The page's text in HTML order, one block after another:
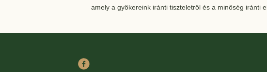
amely a gyökereink iránti tiszteletről és a minőség iránti